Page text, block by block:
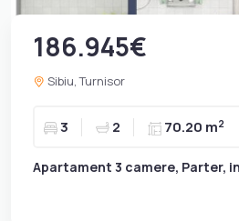
186.945€
Sibiu, Turnisor
3 2 70.20 m2
Apartament 3 camere, Parter,